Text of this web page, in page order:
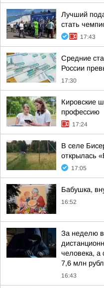
Лучший
стать
17:43
Средние
России
17:30
Кировские
профессию
17:24
В селе
открылась
17:05
Бабушка,
16:52
За неделю в
человека, а
7,6 млн
16:43